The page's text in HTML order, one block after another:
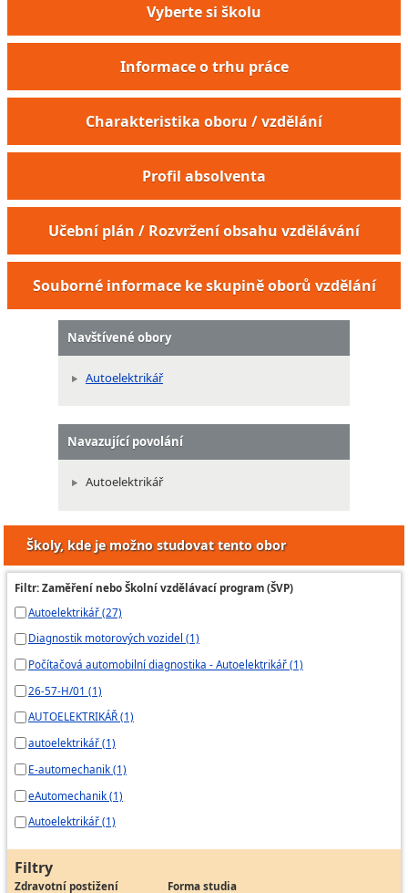
Vyberte si školu
Informace o trhu práce
Charakteristika oboru / vzdělání
Profil absolventa
Učební plán / Rozvržení obsahu vzdělávání
Souborné informace ke skupině oborů vzdělání
Navštívené obory
Autoelektrikář
Navazující povolání
Autoelektrikář
Školy, kde je možno studovat tento obor
Filtr: Zaměření nebo Školní vzdělávací program (ŠVP)
Autoelektrikář (27)
Diagnostik motorových vozidel (1)
Počítačová automobilní diagnostika - Autoelektrikář (1)
26-57-H/01 (1)
AUTOELEKTRIKÁŘ (1)
autoelektrikář (1)
E-automechanik (1)
eAutomechanik (1)
Autoelektrikář (1)
Filtry
Zdravotní postižení
Forma studia